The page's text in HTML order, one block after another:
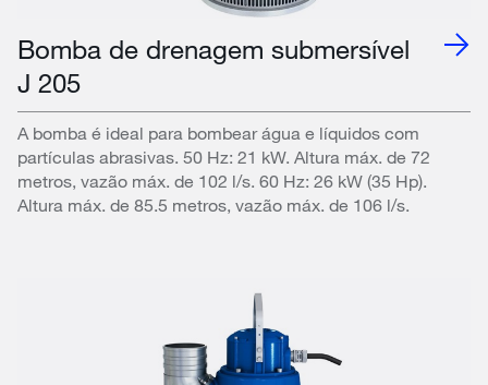
Bomba de drenagem submersível
J 205
A bomba é ideal para bombear água e líquidos com
partículas abrasivas. 50 Hz: 21 kW. Altura máx. de 72
metros, vazão máx. de 102 l/s. 60 Hz: 26 kW (35 Hp).
Altura máx. de 85.5 metros, vazão máx. de 106 l/s.